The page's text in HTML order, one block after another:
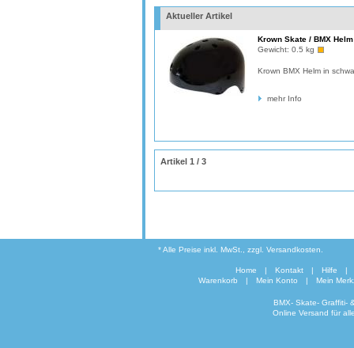
Aktueller Artikel
Krown Skate / BMX
Gewicht: 0.5 kg
Krown BMX Helm in
mehr Info
Artikel 1 / 3
* Alle Preise inkl. MwSt., zzgl. Versandkosten.
Home | Kontakt | Hilfe
|
Warenkorb
| Mein Konto | Mein
BMX- Skate- Graffiti-
Online Versand für